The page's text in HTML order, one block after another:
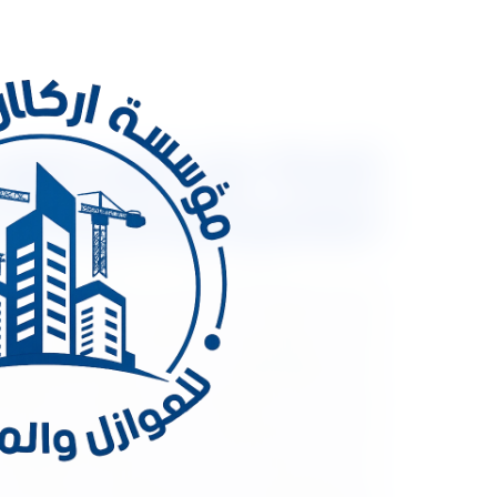
العالمية وخصم 30% مع ضمان شامل
الشركات الرائدة فى مجال العوزال وكشف تسربات
تكسير و بمهارة فائقة . شركة عزل فوم شرق
درجات الحرارة خصوصا صيفا حيث تبلغ درجة الحرارة
أو مواد تمتص الحرارة ولا تسمح بتسربها لداخل
من تسربات المياه أو يتم عمل عزل حرارى للإحتفاظ